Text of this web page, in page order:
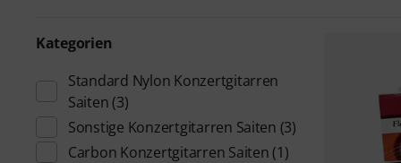
Kategorien
Standard Nylon Konzertgitarren
Saiten (3)
Sonstige Konzertgitarren Saiten (3)
Carbon Konzertgitarren Saiten (1)